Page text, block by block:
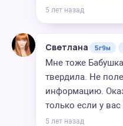
5 лет назад
Светлана 5г9м
Мне тоже
твердила. Не
информацию.
только если у
5 лет назад